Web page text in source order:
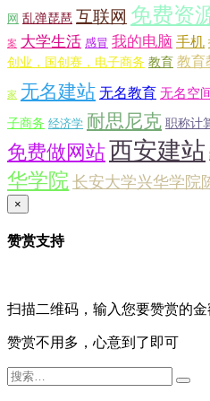
网 乱弹琵琶 互联网 免费资
案 大学生活 感冒 我的电脑 手机
创业，国创赛，电子商务 教育 教育
家 无名建站 无名教育 无名空
子商务 经济学 耐思尼克 职称计
免费做网站西安建站
华学院 长安大学兴华学院
×
赞赏支持
扫描二维码，输入您要赞赏的金
赞赏不用多，心意到了即可